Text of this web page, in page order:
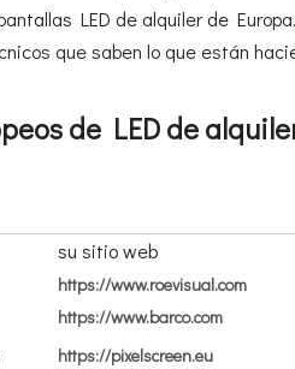
LED de alquiler de
que saben lo que están
de LED de
su sitio web
https://www.roevisual.com
https://www.barco.com
https://pixelscreen.eu